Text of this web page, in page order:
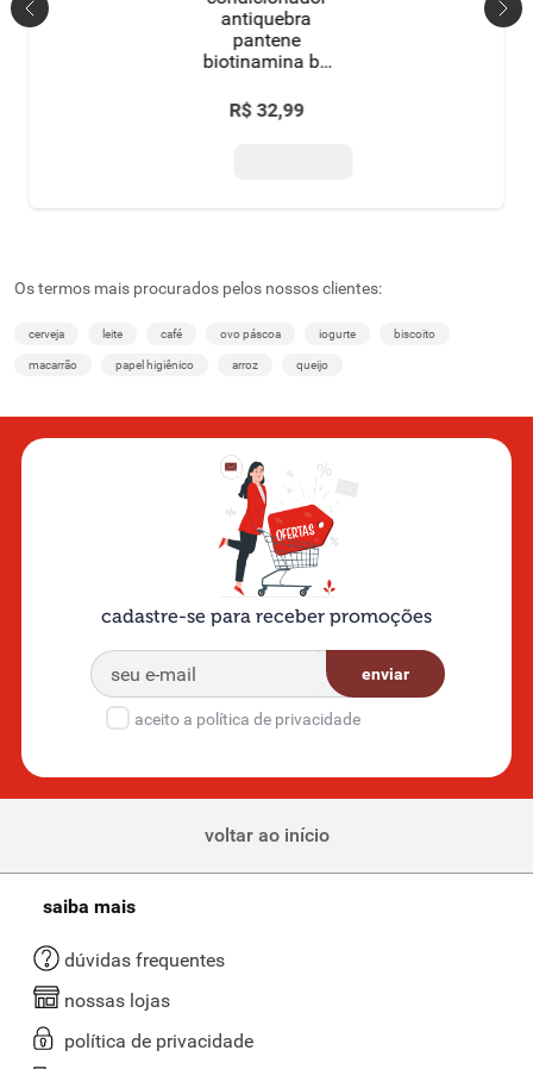
antiquebra
pantene
biotinamina b3
nutrição bisnaga
250ml
R$ 32,99
Os termos mais procurados pelos nossos clientes:
cerveja leite café ovo páscoa iogurte biscoito
macarrão papel higiênico arroz queijo
cadastre-se para receber promoções
enviar
aceito a política de privacidade
voltar ao início
saiba mais
dúvidas frequentes
nossas lojas
política de privacidade